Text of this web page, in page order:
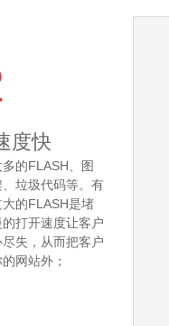
度快
的FLASH、图
、垃圾代码等。有
大的FLASH是堵
打开速度让客户
失，从而把客户
网站外；